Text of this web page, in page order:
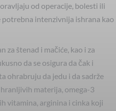
od operacije, bolesti ili
intenzivnija ishrana kao
za štenad i mačiće, kao i za
da se osigura da čak i
ohrabruju da jedu i da sadrže
materija, omega-3
vitamina, arginina i cinka koji